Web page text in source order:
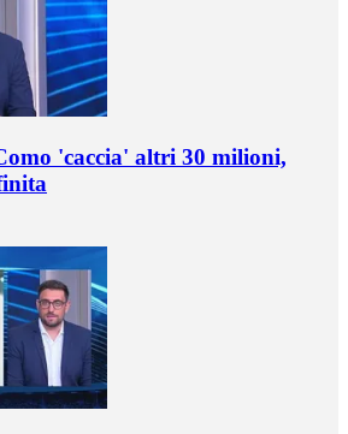
'caccia' altri 30 milioni,